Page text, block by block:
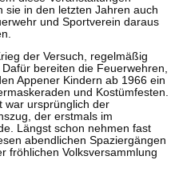
sie in den letzten Jahren auch
und Sportverein daraus
der Versuch, regelmäßig
bereiten die Feuerwehren,
Appener Kindern ab 1966 ein
und Kostümfesten.
war ursprünglich der
der erstmals im
Längst schon nehmen fast
abendlichen Spaziergängen
fröhlichen Volksversammlung